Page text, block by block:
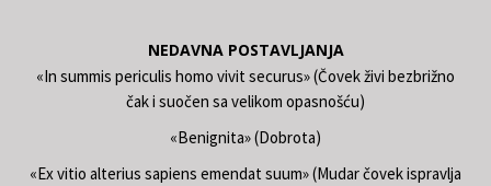
NEDAVNA POSTAVLJANJA
«In summis periculis homo vivit securus» (Čovek živi bezbrižno
čak i suočen sa velikom opasnošću)
«Benignita» (Dobrota)
«Ex vitio alterius sapiens emendat suum» (Mudar čovek ispravlja